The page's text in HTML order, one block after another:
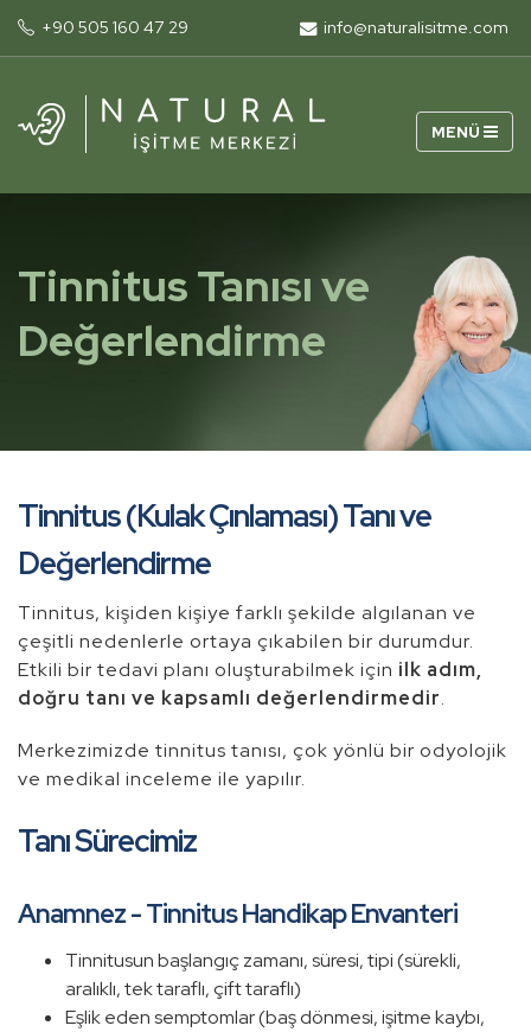
+90 505 160 47 29 info@naturalisitme.com
Tinnitus Tanısı ve
Değerlendirme
Tinnitus (Kulak Çınlaması) Tanı ve
Değerlendirme
Tinnitus, kişiden kişiye farklı şekilde algılanan ve
çeşitli nedenlerle ortaya çıkabilen bir durumdur.
Etkili bir tedavi planı oluşturabilmek için ilk adım,
doğru tanı ve kapsamlı değerlendirmedir.
Merkezimizde tinnitus tanısı, çok yönlü bir odyolojik
ve medikal inceleme ile yapılır.
Tanı Sürecimiz
Anamnez - Tinnitus Handikap Envanteri
Tinnitusun başlangıç zamanı, süresi, tipi (sürekli,
aralıklı, tek taraflı, çift taraflı)
Eşlik eden semptomlar (baş dönmesi, işitme kaybı,